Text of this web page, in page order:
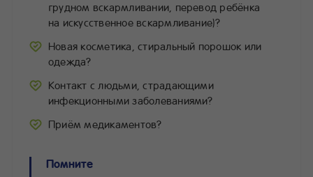
грудном вскармливании, перевод ребёнка
на искусственное вскармливание)?
Новая косметика, стиральный порошок или
одежда?
Контакт с людьми, страдающими
инфекционными заболеваниями?
Приём медикаментов?
Помните